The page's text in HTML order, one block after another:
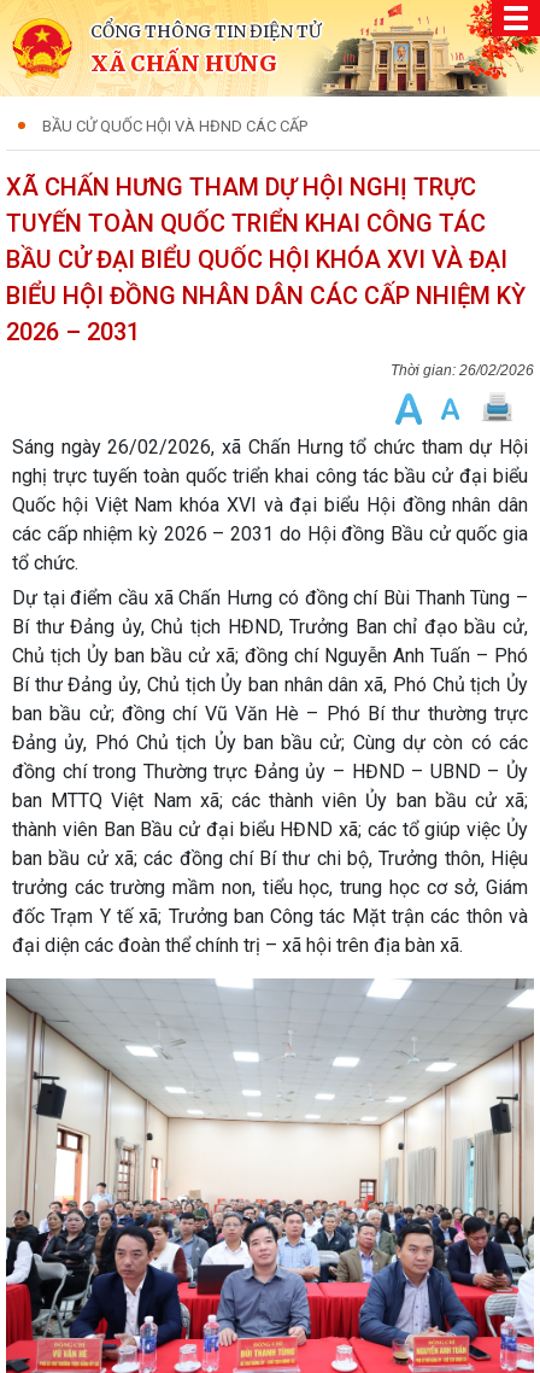
CỔNG THÔNG TIN ĐIỆN TỬ
XÃ CHẤN HƯNG
BẦU CỬ QUỐC HỘI VÀ HĐND CÁC CẤP
XÃ CHẤN HƯNG THAM DỰ HỘI NGHỊ TRỰC
TUYẾN TOÀN QUỐC TRIỂN KHAI CÔNG TÁC
BẦU CỬ ĐẠI BIỂU QUỐC HỘI KHÓA XVI VÀ ĐẠI
BIỂU HỘI ĐỒNG NHÂN DÂN CÁC CẤP NHIỆM KỲ
2026 – 2031
26/02/2026
Sáng ngày 26/02/2026, xã Chấn Hưng tổ chức tham dự Hội
nghị trực tuyến toàn quốc triển khai công tác bầu cử đại biểu
Quốc hội Việt Nam khóa XVI và đại biểu Hội đồng nhân dân
các cấp nhiệm kỳ 2026 – 2031 do Hội đồng Bầu cử quốc gia
tổ chức.
Dự tại điểm cầu xã Chấn Hưng có đồng chí Bùi Thanh Tùng –
Bí thư Đảng ủy, Chủ tịch HĐND, Trưởng Ban chỉ đạo bầu cử,
Chủ tịch Ủy ban bầu cử xã; đồng chí Nguyễn Anh Tuấn – Phó
Bí thư Đảng ủy, Chủ tịch Ủy ban nhân dân xã, Phó Chủ tịch Ủy
ban bầu cử; đồng chí Vũ Văn Hè – Phó Bí thư thường trực
Đảng ủy, Phó Chủ tịch Ủy ban bầu cử; Cùng dự còn có các
đồng chí trong Thường trực Đảng ủy – HĐND – UBND – Ủy
ban MTTQ Việt Nam xã; các thành viên Ủy ban bầu cử xã;
thành viên Ban Bầu cử đại biểu HĐND xã; các tổ giúp việc Ủy
ban bầu cử xã; các đồng chí Bí thư chi bộ, Trưởng thôn, Hiệu
trưởng các trường mầm non, tiểu học, trung học cơ sở, Giám
đốc Trạm Y tế xã; Trưởng ban Công tác Mặt trận các thôn và
đại diện các đoàn thể chính trị – xã hội trên địa bàn xã.